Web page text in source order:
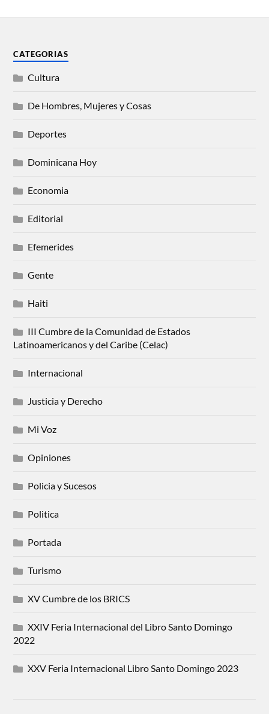
CATEGORIAS
Cultura
De Hombres, Mujeres y Cosas
Deportes
Dominicana Hoy
Economia
Editorial
Efemerides
Gente
Haiti
III Cumbre de la Comunidad de Estados
Latinoamericanos y del Caribe (Celac)
Internacional
Justicia y Derecho
Mi Voz
Opiniones
Policia y Sucesos
Politica
Portada
Turismo
XV Cumbre de los BRICS
XXIV Feria Internacional del Libro Santo Domingo
2022
XXV Feria Internacional Libro Santo Domingo 2023